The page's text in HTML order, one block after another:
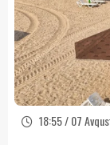
18:55 / 07